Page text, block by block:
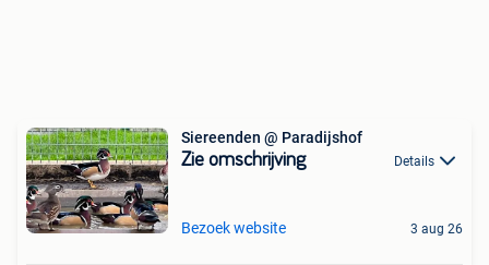
Siereenden @ Paradijshof
Zie omschrijving Details
Bezoek website 3 aug 26